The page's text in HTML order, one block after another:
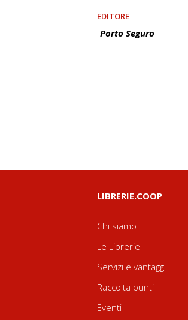
EDITORE
Porto Seguro
LIBRERIE.COOP
Chi siamo
Le Librerie
Servizi e vantaggi
Raccolta punti
Eventi